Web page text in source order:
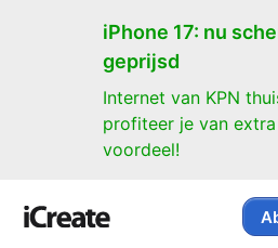
iPhone 17: nu
geprijsd
Internet van KPN
profiteer je van extra
voordeel!